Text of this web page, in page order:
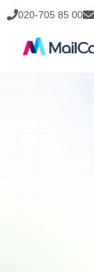
020-705 85 00